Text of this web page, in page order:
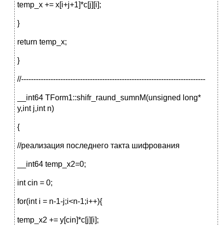
temp_x += x[i+j+1]*c[j][i];
}
return temp_x;
}
//---------------------------------------------------------------------------
__int64 TForm1::shifr_raund_sumnM(unsigned long*
y,int j,int n)
{
//реализация последнего такта шифрования
__int64 temp_x2=0;
int cin = 0;
for(int i = n-1-j;i<n-1;i++){
temp_x2 += y[cin]*c[j][i];